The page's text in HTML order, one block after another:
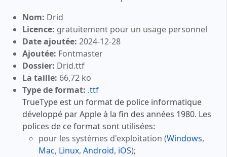
Nom: Drid
Licence: gratuitement pour un usage personnel
Date ajoutée: 2024-12-28
Ajoutée: Fontmaster
Dossier: Drid.ttf
La taille: 66,72 ko
Type de format: .ttf
TrueType est un format de police informatique
développé par Apple à la fin des années 1980. Les
polices de ce format sont utilisées:
pour les systèmes d'exploitation (Windows,
Mac, Linux, Android, iOS);